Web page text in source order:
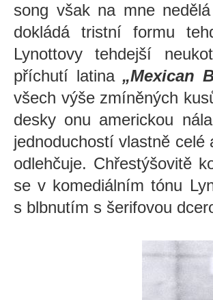
song však na mne
dokládá tristní formu
Lynottovy tehdejší
příchutí latina „Mexican
všech výše zmíněných
desky onu americkou
jednoduchostí vlastně
odlehčuje. Chřestýšovitě
se v komediálním tónu
s blbnutím s šerifovou